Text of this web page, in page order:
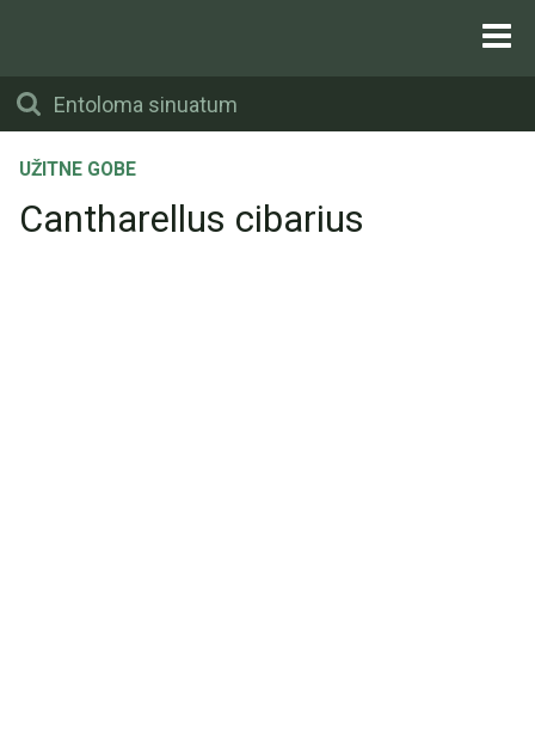
UŽITNE GOBE
Cantharellus cibarius